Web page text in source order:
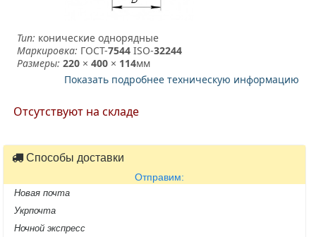
Тип: конические однорядные
Маркировка: ГОСТ-7544 ­ ISO-32244
Размеры: 220 ×400 × 114мм
Показать подробнее техническую информацию
Отсутствуют на складе
Способы доставки
Отправим:
Новая почта
Укрпочта
Ночной экспресс